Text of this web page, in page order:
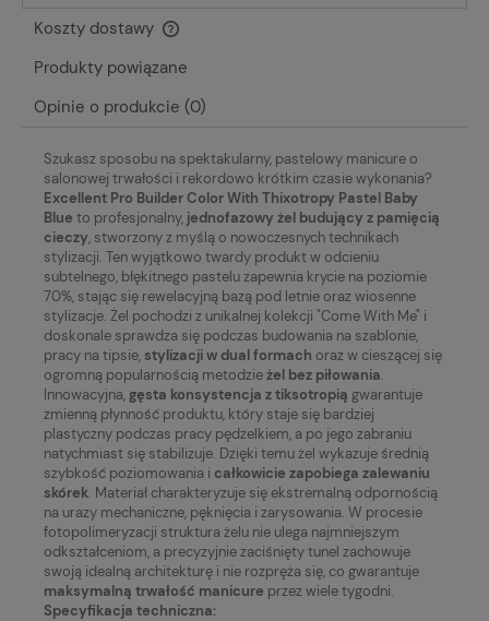
Koszty dostawy
Cena nie zawiera ewentualnych kosztów płatności
Produkty powiązane
Opinie o produkcie (0)
Szukasz sposobu na spektakularny, pastelowy manicure o
salonowej trwałości i rekordowo krótkim czasie wykonania?
Excellent Pro Builder Color With Thixotropy Pastel Baby
Blue to profesjonalny, jednofazowy żel budujący z pamięcią
cieczy, stworzony z myślą o nowoczesnych technikach
stylizacji. Ten wyjątkowo twardy produkt w odcieniu
subtelnego, błękitnego pastelu zapewnia krycie na poziomie
70%, stając się rewelacyjną bazą pod letnie oraz wiosenne
stylizacje. Żel pochodzi z unikalnej kolekcji "Come With Me" i
doskonale sprawdza się podczas budowania na szablonie,
pracy na tipsie, stylizacji w dual formach oraz w cieszącej się
ogromną popularnością metodzieżel bez piłowania.
Innowacyjna, gęsta konsystencja z tiksotropią gwarantuje
zmienną płynność produktu, który staje się bardziej
plastyczny podczas pracy pędzelkiem, a po jego zabraniu
natychmiast się stabilizuje. Dzięki temu żel wykazuje średnią
szybkość poziomowania i całkowicie zapobiega zalewaniu
skórek. Materiał charakteryzuje się ekstremalną odpornością
na urazy mechaniczne, pęknięcia i zarysowania. W procesie
fotopolimeryzacji struktura żelu nie ulega najmniejszym
odkształceniom, a precyzyjnie zaciśnięty tunel zachowuje
swoją idealną architekturę i nie rozpręża się, co gwarantuje
maksymalną trwałość manicure przez wiele tygodni.
Specyfikacja techniczna: